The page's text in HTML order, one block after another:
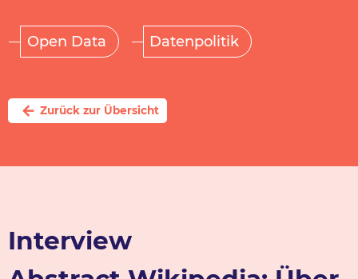
Open Data Datenpolitik
arrow_back Zurück zur Übersicht
Interview